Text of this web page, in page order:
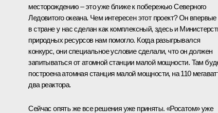
месторождению – это уже ближе к побережью Северного
Ледовитого океана. Чем интересен этот проект? Он впервые
в стране у нас сделан как комплексный, здесь и
природных ресурсов нам помогло. Когда разыгрывался
конкурс, они специальное условие сделали, что он должен
запитываться от атомной станции малой мощности. Там
построена атомная станция малой мощности, на 110
два реактора.
Сейчас опять же все решения уже приняты. «Росатом» уже